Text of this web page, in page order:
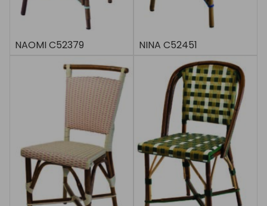
NAOMI C52379 NINA C52451